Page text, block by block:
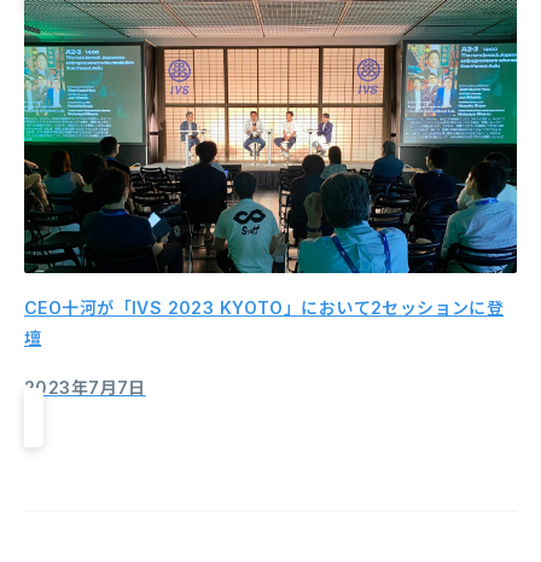
CEO十河が「IVS 2023 KYOTO」において2セッションに登
壇
2023年7月7日